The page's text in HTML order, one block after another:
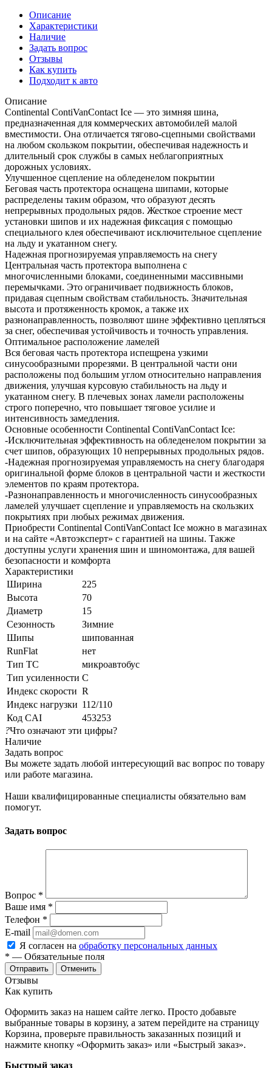
Описание
Характеристики
Наличие
Задать вопрос
Отзывы
Как купить
Подходит к авто
Описание
Continental ContiVanContact Ice — это зимняя шина,
предназначенная для коммерческих автомобилей малой
вместимости. Она отличается тягово-сцепными свойствами
на любом скользком покрытии, обеспечивая надежность и
длительный срок службы в самых неблагоприятных
дорожных условиях.
Улучшенное сцепление на обледенелом покрытии
Беговая часть протектора оснащена шипами, которые
распределены таким образом, что образуют десять
непрерывных продольных рядов. Жесткое строение мест
установки шипов и их надежная фиксация с помощью
специального клея обеспечивают исключительное сцепление
на льду и укатанном снегу.
Надежная прогнозируемая управляемость на снегу
Центральная часть протектора выполнена с
многочисленными блоками, соединенными массивными
перемычками. Это ограничивает подвижность блоков,
придавая сцепным свойствам стабильность. Значительная
высота и протяженность кромок, а также их
разнонаправленность, позволяют шине эффективно цепляться
за снег, обеспечивая устойчивость и точность управления.
Оптимальное расположение ламелей
Вся беговая часть протектора испещрена узкими
синусообразными прорезями. В центральной части они
расположены под большим углом относительно направления
движения, улучшая курсовую стабильность на льду и
укатанном снегу. В плечевых зонах ламели расположены
строго поперечно, что повышает тяговое усилие и
интенсивность замедления.
Основные особенности Continental ContiVanContact Ice:
-Исключительная эффективность на обледенелом покрытии за
счет шипов, образующих 10 непрерывных продольных рядов.
-Надежная прогнозируемая управляемость на снегу благодаря
оригинальной форме блоков в центральной части и жесткости
элементов по краям протектора.
-Разнонаправленность и многочисленность синусообразных
ламелей улучшает сцепление и управляемость на скользких
покрытиях при любых режимах движения.
Приобрести Continental ContiVanContact Ice можно в магазинах
и на сайте «Автоэксперт» с гарантией на шины. Также
доступны услуги хранения шин и шиномонтажа, для вашей
безопасности и комфорта⁠
Характеристики
Ширина
225
Высота
70
Диаметр
15
Сезонность
Зимние
Шипы
шипованная
RunFlat
нет
Тип ТС
микроавтобус
Тип усиленности C
Индекс скорости R
Индекс нагрузки 112/110
Код CAI
453253
?Что означают эти цифры?
Наличие
Задать вопрос
Вы можете задать любой интересующий вас вопрос по товару
или работе магазина.
Наши квалифицированные специалисты обязательно вам
помогут.
Задать вопрос
Вопрос *
Ваше имя *
Телефон *
E-mail
Я согласен на обработку персональных данных
* — Обязательные поля
Отменить
Отзывы
Как купить
Оформить заказ на нашем сайте легко. Просто добавьте
выбранные товары в корзину, а затем перейдите на страницу
Корзина, проверьте правильность заказанных позиций и
нажмите кнопку «Оформить заказ» или «Быстрый заказ».
Быстрый заказ